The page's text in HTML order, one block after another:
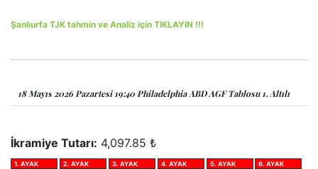
Şanlıurfa TJK tahmin ve Analiz için TIKLAYIN !!!
18 Mayıs 2026 Pazartesi 19:40 Philadelphia ABD AGF Tablosu 1. Altılı
İkramiye Tutarı: 4,097.85 ₺
1. AYAK
2. AYAK
3. AYAK
4. AYAK
5. AYAK
6. AYAK